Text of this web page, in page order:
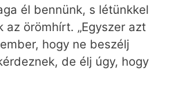
él bennünk, s létünkkel
örömhírt. „Egyszer azt
hogy ne beszélj
de élj úgy, hogy